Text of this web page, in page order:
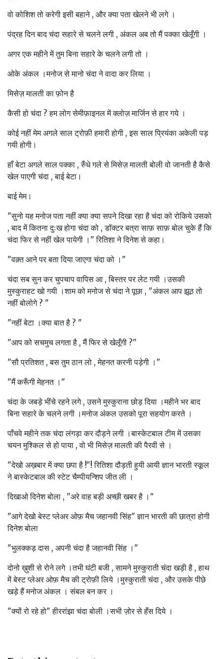
वो कोशिश तो करेगी इसी बहाने , और क्या पता खेलने भी लगे ।
पंद्रह दिन बाद चंदा सहारे से चलने लगी , अंकल अब तो मैं पक्का खेलूँगी ।
अगर एक महीने में तुम बिना सहारे के चलने लगी तो ।
ओके अंकल ।मनोज से मानो चंदा ने वादा कर लिया ।
मिसेज़ मालती का फ़ोन है
कैसी हो चंदा ? हम लोग सेमीफ़ाइनल में क्लोज़ मार्जिन से हार गये ।
कोई नहीं मेम अगले साल ट्रोफ़ी हमारी होगी , इस साल प्रियंका अकेली पड़
गयी होगी।
हाँ बेटा अगले साल पक्का , रुँधे गले से मिसेज़ मालती बोली वो जानती है कैसे
खेल पाएगी चंदा , बाई बेटा।
बाई मेम।
"सुनो यह मनोज पता नहीं क्या क्या सपने दिखा रहा है चंदा को रोकिये उसको
, बाद में कितना दुःख होगा चंदा को , डॉक्टर बत्रा साफ़ साफ़ बोल चुके हैं कि
चंदा फिर से नहीं खेल पायेगी ।" रितिशा ने दिनेश से कहा।
"वक़्त आने पर बता दिया जाएगा चंदा को ।"
चंदा सब सुन कर चुपचाप वापिस आ , बिस्तर पर लेट गयी ।उसकी
मुस्कुराहट खो गयी ।शाम को मनोज से चंदा ने पूछा , "अंकल आप झूठ तो
नहीं बोलोगे ? "
"नहीं बेटा ।क्या बात है ? "
"आप को सचमुच लगता है , मैं फिर से खेलूँगी ?"
"सौ प्रतिशत , बस तुम ठान लो , मेहनत करनी पड़ेगी ।"
"मैं करूँगी मेहनत ।"
चंदा के जबड़े भींचे रहने लगे , उसने मुस्कुराना छोड़ दिया ।महीने भर बाद
बिना सहारे के चलने लगी ।मनोज अंकल उसको पूरा सहयोग करते ।
पाँचवे महीने तक चंदा लंगड़ा कर दौड़ने लगी ।बास्केटबाल टीम में उसका
चयन मुश्किल से हो पाया , वो भी मिसेज़ मालती की पैरवी से ।
"देखो अख़बार में क्या छपा है !"! रितिशा दौड़ती हुयी आयी ज्ञान भारती स्कूल
ने बास्केटबाल की स्टेट चैम्पीयन्शिप जीत ली ।
दिखाओ दिनेश बोला , "अरे वाह बड़ी अच्छी खबर है ।"
"आगे देखो बेस्ट प्लेअर ओफ़ मैच जहानवी सिंह" ज्ञान भारती की छात्रा होगी
दिनेश बोला
"भुलक्कड़ दास , अपनी चंदा है जहानवी सिंह ।"
दोनो ख़ुशी से रोने लगे ।तभी घंटी बजी , सामने मुस्कुराती चंदा खड़ी है , हाथ
में बेस्ट प्लेअर ओफ़ मैच की ट्रोफ़ी लिये ।मुस्कुराती चंदा , और उसके पीछे
खड़े हैं मनोज अंकल । संबल बन कर ।
"क्यों रो रहे हो" हीररांझा चंदा बोली ।सभी ज़ोर से हँस दिये ।